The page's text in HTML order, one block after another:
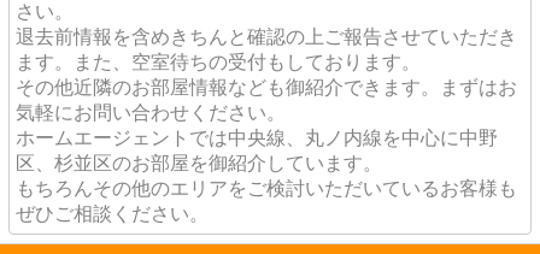
さい。
退去前情報を含めきちんと確認の上ご報告させていただき
ます。また、空室待ちの受付もしております。
その他近隣のお部屋情報なども御紹介できます。まずはお
気軽にお問い合わせください。
ホームエージェントでは中央線、丸ノ内線を中心に中野
区、杉並区のお部屋を御紹介しています。
もちろんその他のエリアをご検討いただいているお客様も
ぜひご相談ください。